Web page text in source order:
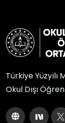
Türkiye Yüzyılı
Okul Dışı